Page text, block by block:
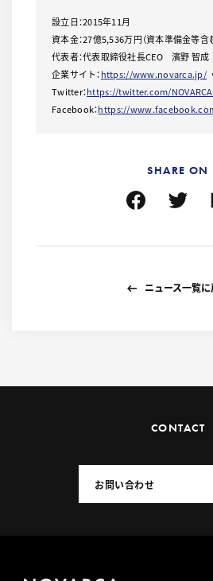
SHARE ON
設立日：2015年11月
資本金：27億5,536万円（資本準備金等含
代表者：代表取締役社長CEO 濱野 智成
企業サイト：https://www.novarca.jp/
Twitter：https://twitter.com/
Facebook：https://
ニュース一覧に
CONTACT
お問い合わせ